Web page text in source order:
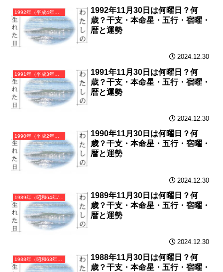
1992年（平成4年）壬申（みずのえさる）・申年（さる年）カレンダー（月曜はじまり）
1992年11月30日は何曜日？何
歳？干支・本命星・五行・宿曜・
暦と運勢
2024.12.30
1991年（平成3年）辛未（かのとひつじ）・未年（ひつじ年）カレンダー（月曜はじまり）
1991年11月30日は何曜日？何
歳？干支・本命星・五行・宿曜・
暦と運勢
2024.12.30
1990年（平成2年）庚午（かのえうま）・午年（うま年）カレンダー（月曜はじまり）
1990年11月30日は何曜日？何
歳？干支・本命星・五行・宿曜・
暦と運勢
2024.12.30
1989年（昭和64年/平成元年）己巳（つちのとみ）・巳年（へび年）カレンダー（月曜はじまり）
1989年11月30日は何曜日？何
歳？干支・本命星・五行・宿曜・
暦と運勢
2024.12.30
1988年（昭和63年）戊辰（つちのえたつ）・辰年（たつ年）カレンダー（月曜はじまり）
1988年11月30日は何曜日？何
歳？干支・本命星・五行・宿曜・